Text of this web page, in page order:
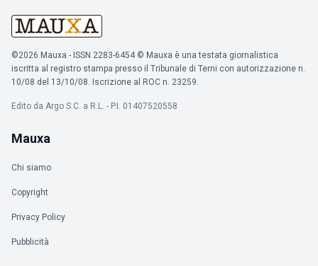
©2026 Mauxa - ISSN 2283-6454 © Mauxa è una testata giornalistica
iscritta al registro stampa presso il Tribunale di Terni con autorizzazione n.
10/08 del 13/10/08. Iscrizione al ROC n. 23259.
Edito da Argo S.C. a R.L. - P.I. 01407520558
Mauxa
Chi siamo
Copyright
Privacy Policy
Pubblicità